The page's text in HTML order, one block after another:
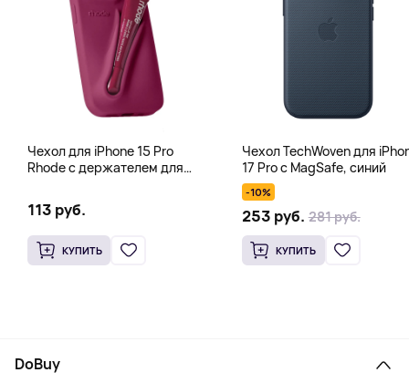
Чехол для iPhone 15 Pro
Rhode с держателем для
113 руб.
КУПИТЬ
Чехол TechWoven для
17 Pro с MagSafe, синий
-10%
253 руб. 281 руб.
КУПИТЬ
DoBuy